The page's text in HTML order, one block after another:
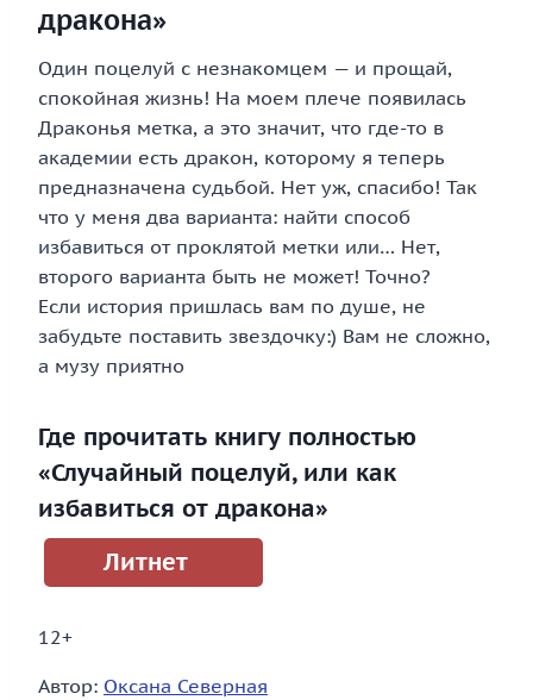
дракона»
Один поцелуй с незнакомцем — и прощай,
спокойная жизнь! На моем плече появилась
Драконья метка, а это значит, что где-то в
академии есть дракон, которому я теперь
предназначена судьбой. Нет уж, спасибо! Так
что у меня два варианта: найти способ
избавиться от проклятой метки или… Нет,
второго варианта быть не может! Точно?
Если история пришлась вам по душе, не
забудьте поставить звездочку:) Вам не сложно,
а музу приятно
Где прочитать книгу полностью
«Случайный поцелуй, или как
избавиться от дракона»
Литнет
12+
Автор: Оксана Северная